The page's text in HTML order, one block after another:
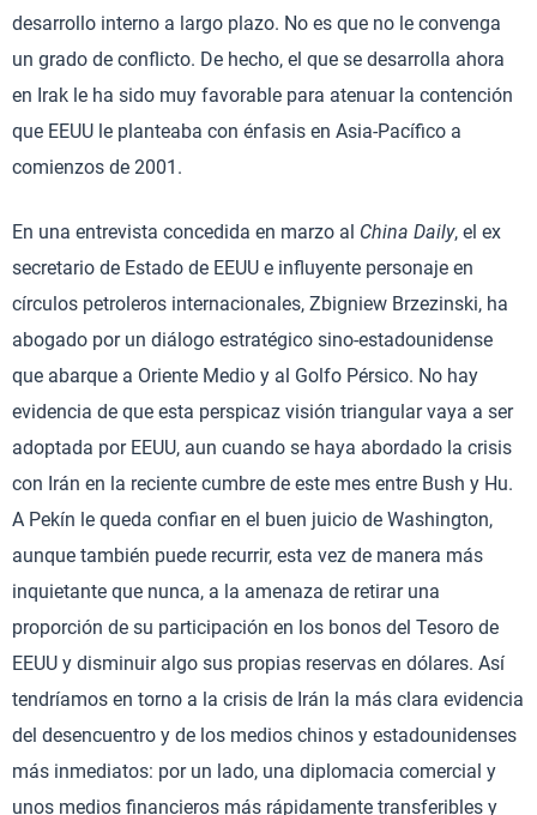
desarrollo interno a largo plazo. No es que no le convenga
un grado de conflicto. De hecho, el que se desarrolla ahora
en Irak le ha sido muy favorable para atenuar la contención
que EEUU le planteaba con énfasis en Asia-Pacífico a
comienzos de 2001.
En una entrevista concedida en marzo al China Daily, el ex
secretario de Estado de EEUU e influyente personaje en
círculos petroleros internacionales, Zbigniew Brzezinski, ha
abogado por un diálogo estratégico sino-estadounidense
que abarque a Oriente Medio y al Golfo Pérsico. No hay
evidencia de que esta perspicaz visión triangular vaya a ser
adoptada por EEUU, aun cuando se haya abordado la crisis
con Irán en la reciente cumbre de este mes entre Bush y Hu.
A Pekín le queda confiar en el buen juicio de Washington,
aunque también puede recurrir, esta vez de manera más
inquietante que nunca, a la amenaza de retirar una
proporción de su participación en los bonos del Tesoro de
EEUU y disminuir algo sus propias reservas en dólares. Así
tendríamos en torno a la crisis de Irán la más clara evidencia
del desencuentro y de los medios chinos y estadounidenses
más inmediatos: por un lado, una diplomacia comercial y
unos medios financieros más rápidamente transferibles y